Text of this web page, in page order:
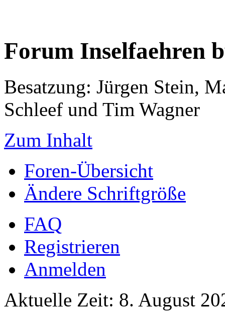
Forum Inselfaehren
Besatzung: Jürgen Stein,
Schleef und Tim Wagner
Zum Inhalt
Foren-Übersicht
Ändere Schriftgröße
FAQ
Registrieren
Anmelden
Aktuelle Zeit: 8. August